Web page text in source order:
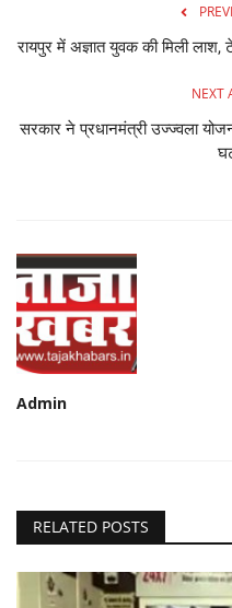
रायपुर में अज्ञात युवक की मिली लाश,
NEXT
सरकार ने प्रधानमंत्री उज्ज्वला
Admin
RELATED POSTS